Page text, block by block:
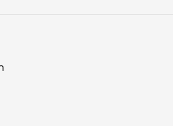
EXTRA FINE TUBE 10 ML